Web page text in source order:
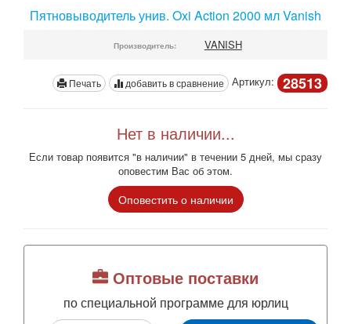
Пятновыводитель унив. Oxi Action 2000 мл Vanish
Производитель: VANISH
Печать добавить в сравнение Артикул: 28513
Нет в наличии...
Если товар появится "в наличии" в течении 5 дней, мы сразу
оповестим Вас об этом.
Оповестить о наличии
Оптовые поставки
по специальной программе для юрлиц